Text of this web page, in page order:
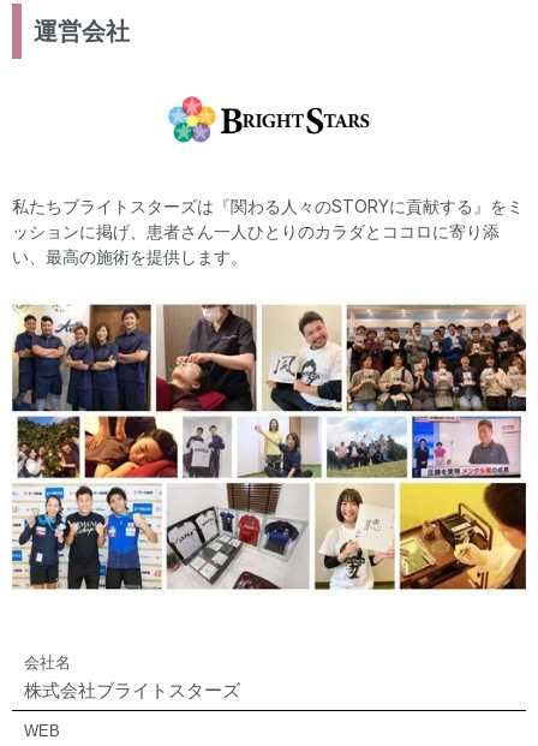
運営会社
私たちブライトスターズは『関わる人々のSTORYに貢献する』をミ
ッションに掲げ、患者さん一人ひとりのカラダとココロに寄り添
い、最高の施術を提供します。
会社名
株式会社ブライトスターズ
WEB